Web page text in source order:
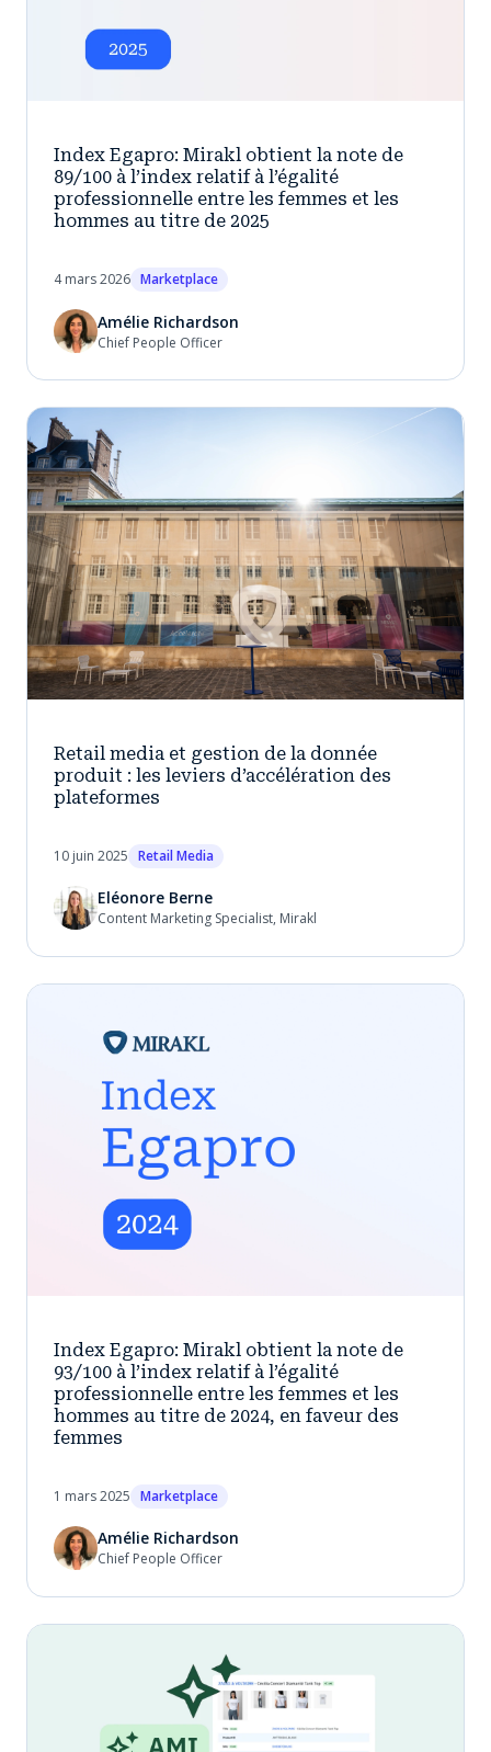
Index Egapro: Mirakl obtient la note de
89/100 à l’index relatif à l’égalité
professionnelle entre les femmes et les
hommes au titre de 2025
4 mars 2026 Marketplace
Amélie Richardson
Chief People Officer
Retail media et gestion de la donnée
produit : les leviers d’accélération des
plateformes
10 juin 2025 Retail Media
Eléonore Berne
Content Marketing Specialist, Mirakl
Index Egapro: Mirakl obtient la note de
93/100 à l’index relatif à l’égalité
professionnelle entre les femmes et les
hommes au titre de 2024, en faveur des
femmes
1 mars 2025 Marketplace
Amélie Richardson
Chief People Officer